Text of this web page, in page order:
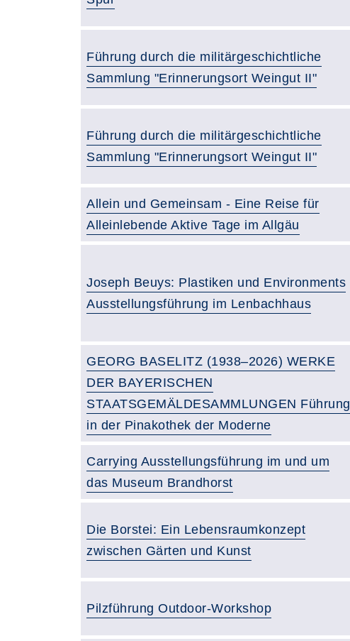
Führung durch die militärgeschichtliche
Sammlung "Erinnerungsort Weingut II"
Führung durch die militärgeschichtliche
Sammlung "Erinnerungsort Weingut II"
Allein und Gemeinsam - Eine Reise für
Alleinlebende Aktive Tage im Allgäu
Joseph Beuys: Plastiken und Environments
Ausstellungsführung im Lenbachhaus
GEORG BASELITZ (1938–2026) WERKE
DER BAYERISCHEN
STAATSGEMÄLDESAMMLUNGEN Führung
in der Pinakothek der Moderne
Carrying Ausstellungsführung im und um
das Museum Brandhorst
Die Borstei: Ein Lebensraumkonzept
zwischen Gärten und Kunst
Pilzführung Outdoor-Workshop